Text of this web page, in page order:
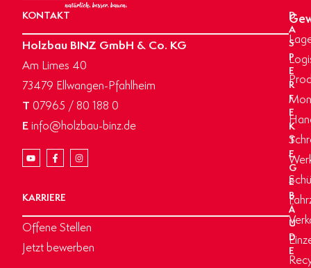
KONTAKT
Holzbau BINZ GmbH & Co. KG
Am Limes 40
73479 Ellwangen-Pfahlheim
T 07965 / 80 188 0
Einfo@holzbau-binz.de
KARRIERE
Offene Stellen
Jetzt bewerben
D
A
S
P
E
R
F
E
K
T
E
G
E
B
Ä
U
D
E